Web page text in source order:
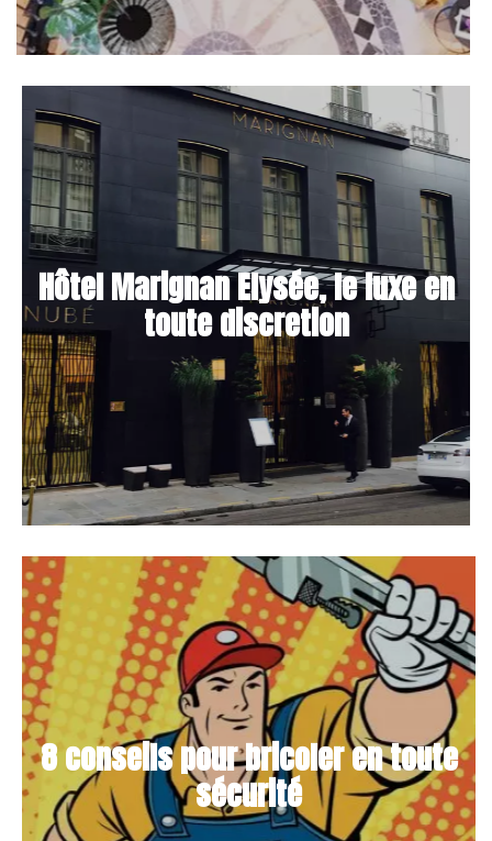
Hôtel Marignan Elysée, le luxe en
toute discretion
8 conseils pour bricoler en toute
sécurité